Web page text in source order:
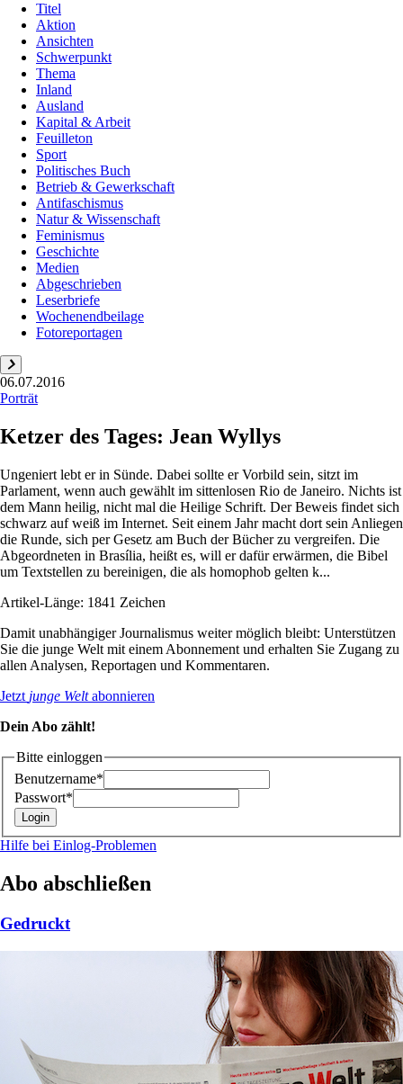
Titel
Aktion
Ansichten
Schwerpunkt
Thema
Inland
Ausland
Kapital & Arbeit
Feuilleton
Sport
Politisches Buch
Betrieb & Gewerkschaft
Antifaschismus
Natur & Wissenschaft
Feminismus
Geschichte
Medien
Abgeschrieben
Leserbriefe
Wochenendbeilage
Fotoreportagen
06.07.2016
Porträt
Ketzer des Tages: Jean Wyllys
Ungeniert lebt er in Sünde. Dabei sollte er Vorbild sein, sitzt im
Parlament, wenn auch gewählt im sittenlosen Rio de Janeiro. Nichts ist
dem Mann heilig, nicht mal die Heilige Schrift. Der Beweis findet sich
schwarz auf weiß im Internet. Seit einem Jahr macht dort sein Anliegen
die Runde, sich per Gesetz am Buch der Bücher zu vergreifen. Die
Abgeordneten in Brasília, heißt es, will er dafür erwärmen, die Bibel
um Textstellen zu bereinigen, die als homophob gelten k...
Artikel-Länge: 1841 Zeichen
Damit unabhängiger Journalismus weiter möglich bleibt: Unterstützen
Sie die junge Welt mit einem Abonnement und erhalten Sie Zugang zu
allen Analysen, Reportagen und Kommentaren.
Jetzt junge Weltabonnieren
Dein Abo zählt!
Bitte einloggen
Benutzername*
Passwort*
Hilfe bei Einlog-Problemen
Abo abschließen
Gedruckt